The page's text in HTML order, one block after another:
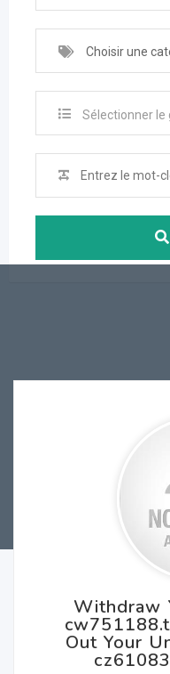
Choisir une
Sélectionner le
Withdraw
Out Your